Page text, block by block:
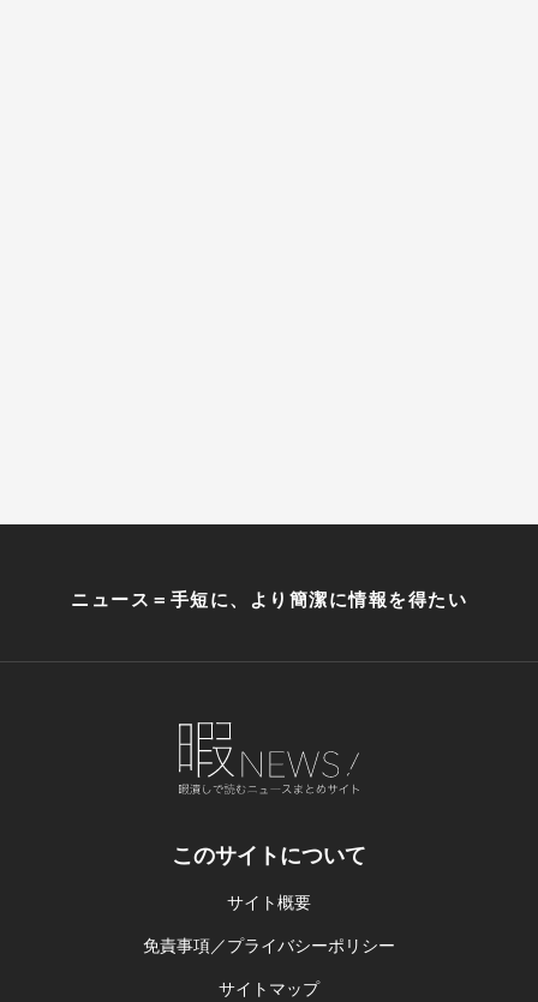
ニュース＝手短に、より簡潔に情報を得たい
このサイトについて
サイト概要
免責事項／プライバシーポリシー
サイトマップ